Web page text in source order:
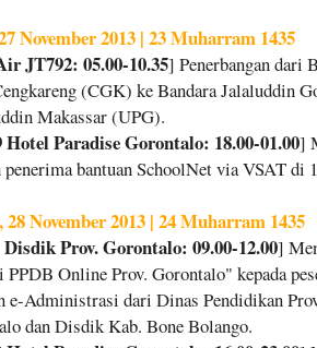
November 2013 | 23 Muharram 1435
JT792: 05.00-10.35] Penerbangan dari
(CGK) ke Bandara Jalaluddin
Makassar (UPG).
Hotel Paradise Gorontalo: 18.00-01.00]
penerima bantuan SchoolNet via VSAT di
November 2013 | 24 Muharram 1435
Prov. Gorontalo: 09.00-12.00]
PPDB Online Prov. Gorontalo" kepada
e-Administrasi dari Dinas Pendidikan
dan Disdik Kab. Bone Bolango.